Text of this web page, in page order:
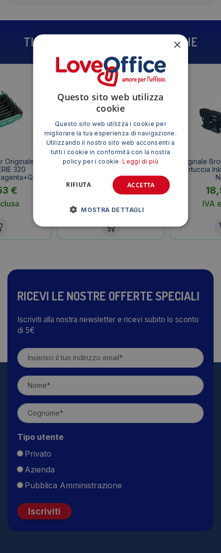
TI POTREBBE INTERESSARE ANCHE
DR-
320
€
Tamburo Brother Originale DR-
92,44 €
Originale
Cartuccia
IVA
RICEVI LE NOSTRE OFFERTE SPECIALI
Iscriviti alla nostra newsletter e ricevi subito lo sconto
di 5€
Tipo utente
Privato
Azienda
Pubblica Amministrazione
Iscriviti
×
Questo sito web utilizza
cookie
Questo sito web utilizza i cookie per
migliorare la tua esperienza di navigazione.
Utilizzando il nostro sito web acconsenti a
tutti i cookie in conformità con la nostra
policy per i cookie.Leggi di più
ACCETTA
RIFIUTA
MOSTRA DETTAGLI